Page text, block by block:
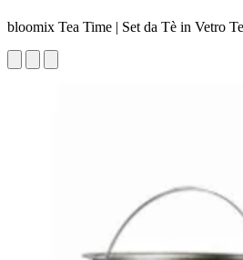
bloomix Tea Time | Set da Tè in Vetro